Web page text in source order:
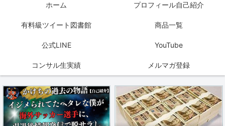
ホーム プロフィール自己紹介
有料級ツイート図書館 商品一覧
公式LINE YouTube
コンサル生実績 メルマガ登録